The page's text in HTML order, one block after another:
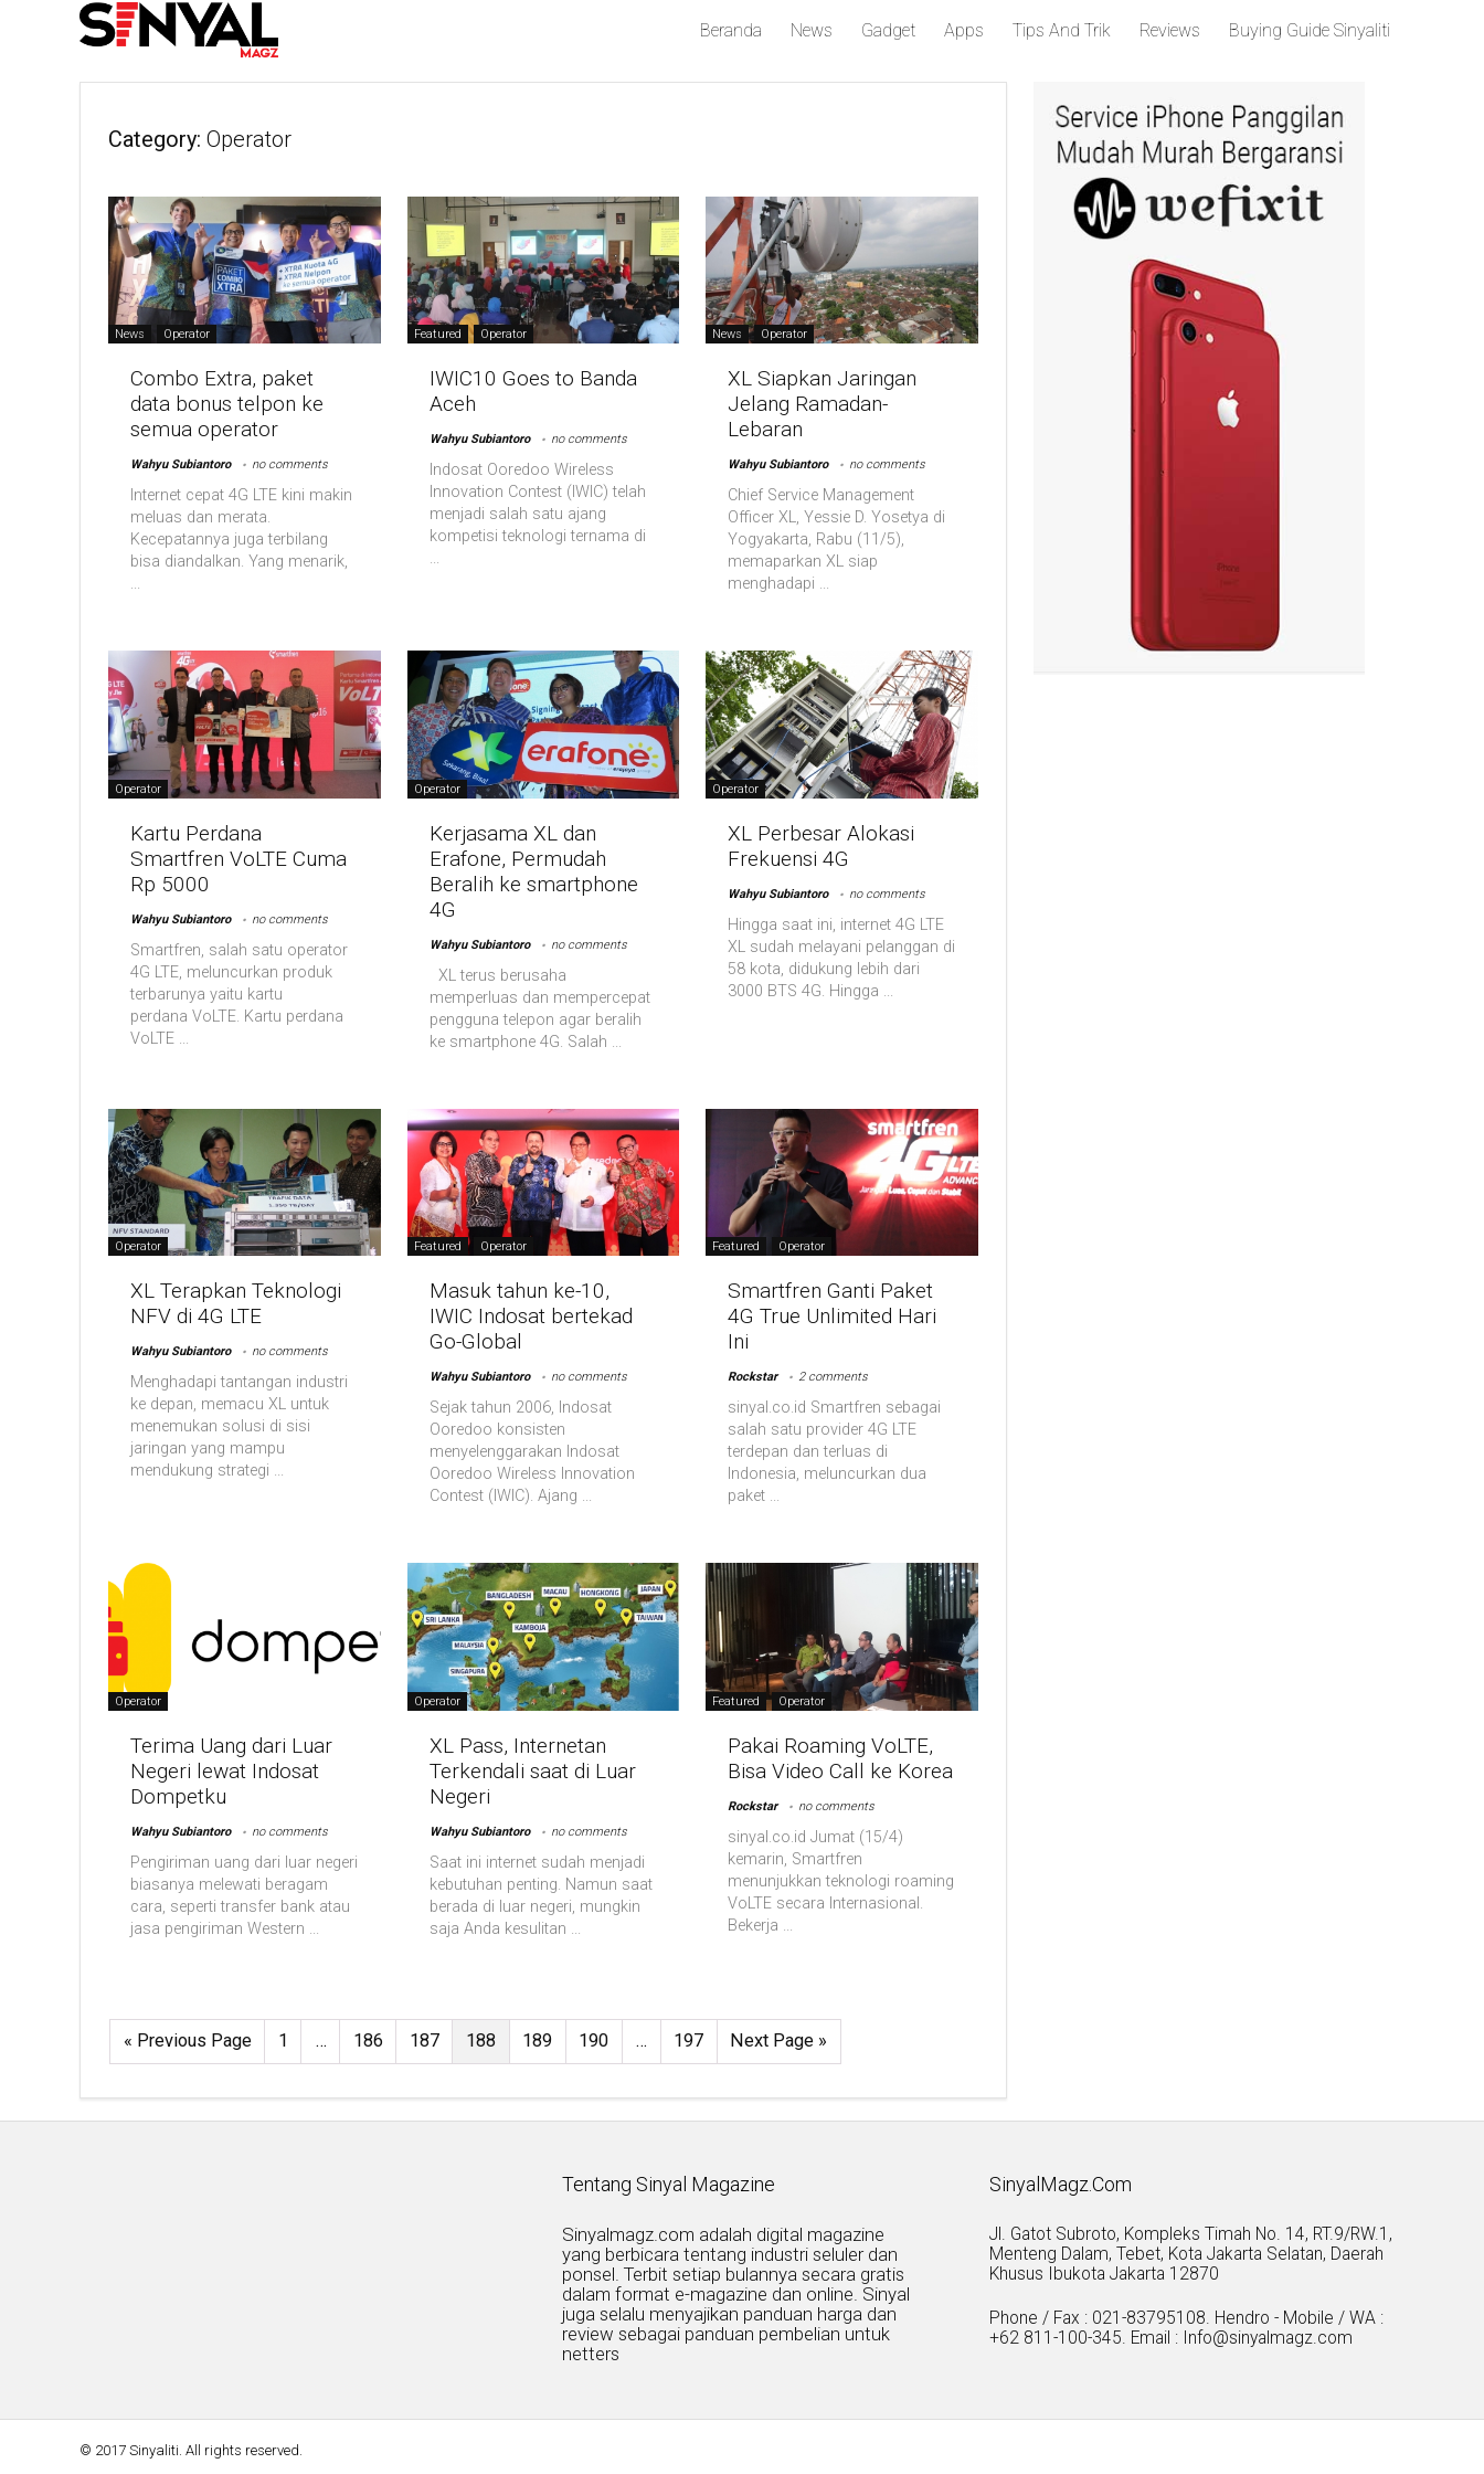
Beranda News Gadget Apps Tips And Trik Reviews Buying Guide Sinyaliti
Category: Operator
News Operator
Combo Extra, paket
data bonus telpon ke
semua operator
Wahyu Subiantoro no comments
Internet cepat 4G LTE kini makin
meluas dan merata.
Kecepatannya juga terbilang
bisa diandalkan. Yang menarik,
...
Featured Operator
IWIC10 Goes to Banda
Aceh
Wahyu Subiantoro no comments
Indosat Ooredoo Wireless
Innovation Contest (IWIC) telah
menjadi salah satu ajang
kompetisi teknologi ternama di
...
News Operator
XL Siapkan Jaringan
Jelang Ramadan-
Lebaran
Wahyu Subiantoro no comments
Chief Service Management
Officer XL, Yessie D. Yosetya di
Yogyakarta, Rabu (11/5),
memaparkan XL siap
menghadapi ...
Operator
Kartu Perdana
Smartfren VoLTE Cuma
Rp 5000
Wahyu Subiantoro no comments
Smartfren, salah satu operator
4G LTE, meluncurkan produk
terbarunya yaitu kartu
perdana VoLTE. Kartu perdana
VoLTE ...
Operator
Kerjasama XL dan
Erafone, Permudah
Beralih ke smartphone
4G
Wahyu Subiantoro no comments
XL terus berusaha
memperluas dan mempercepat
pengguna telepon agar beralih
ke smartphone 4G. Salah ...
Operator
XL Perbesar Alokasi
Frekuensi 4G
Wahyu Subiantoro no comments
Hingga saat ini, internet 4G LTE
XL sudah melayani pelanggan di
58 kota, didukung lebih dari
3000 BTS 4G. Hingga ...
Operator
XL Terapkan Teknologi
NFV di 4G LTE
Wahyu Subiantoro no comments
Menghadapi tantangan industri
ke depan, memacu XL untuk
menemukan solusi di sisi
jaringan yang mampu
mendukung strategi ...
Featured Operator
Masuk tahun ke-10,
IWIC Indosat bertekad
Go-Global
Wahyu Subiantoro no comments
Sejak tahun 2006, Indosat
Ooredoo konsisten
menyelenggarakan Indosat
Ooredoo Wireless Innovation
Contest (IWIC). Ajang ...
Featured Operator
Smartfren Ganti Paket
4G True Unlimited Hari
Ini
Rockstar 2 comments
sinyal.co.id Smartfren sebagai
salah satu provider 4G LTE
terdepan dan terluas di
Indonesia, meluncurkan dua
paket ...
Operator
Terima Uang dari Luar
Negeri lewat Indosat
Dompetku
Wahyu Subiantoro no comments
Pengiriman uang dari luar negeri
biasanya melewati beragam
cara, seperti transfer bank atau
jasa pengiriman Western ...
Operator
XL Pass, Internetan
Terkendali saat di Luar
Negeri
Wahyu Subiantoro no comments
Saat ini internet sudah menjadi
kebutuhan penting. Namun saat
berada di luar negeri, mungkin
saja Anda kesulitan ...
Featured Operator
Pakai Roaming VoLTE,
Bisa Video Call ke Korea
Rockstar no comments
sinyal.co.id Jumat (15/4)
kemarin, Smartfren
menunjukkan teknologi roaming
VoLTE secara Internasional.
Bekerja ...
« Previous Page 1 … 186 187 188 189 190 … 197 Next Page »
Tentang Sinyal Magazine
Sinyalmagz.com adalah digital magazine
yang berbicara tentang industri seluler dan
ponsel. Terbit setiap bulannya secara gratis
dalam format e-magazine dan online. Sinyal
juga selalu menyajikan panduan harga dan
review sebagai panduan pembelian untuk
netters
SinyalMagz.Com
Jl. Gatot Subroto, Kompleks Timah No. 14, RT.9/RW.1,
Menteng Dalam, Tebet, Kota Jakarta Selatan, Daerah
Khusus Ibukota Jakarta 12870
Phone / Fax : 021-83795108. Hendro - Mobile / WA :
+62 811-100-345. Email : Info@sinyalmagz.com
© 2017 Sinyaliti. All rights reserved.